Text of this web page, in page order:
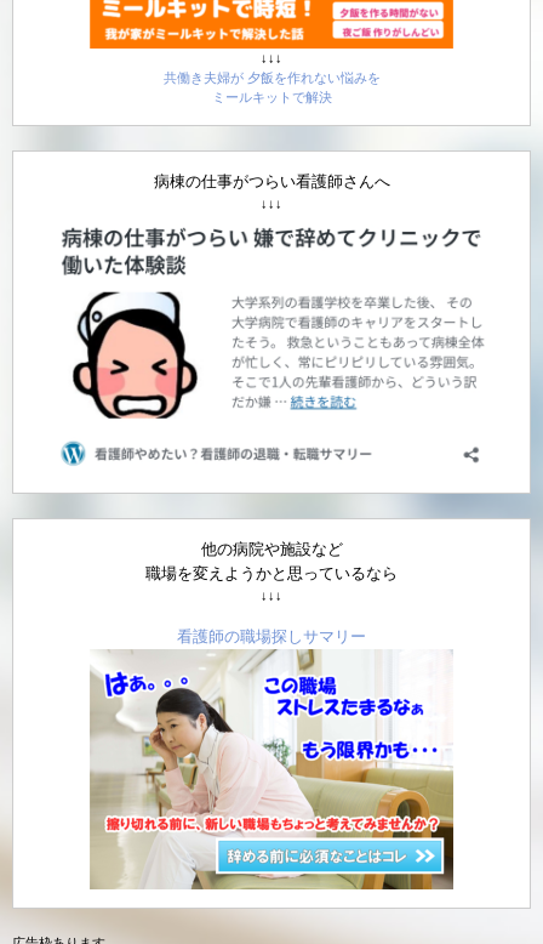
↓↓↓
共働き夫婦が 夕飯を作れない悩みを
ミールキットで解決
病棟の仕事がつらい看護師さんへ
↓↓↓
他の病院や施設など
職場を変えようかと思っているなら
↓↓↓
看護師の職場探しサマリー